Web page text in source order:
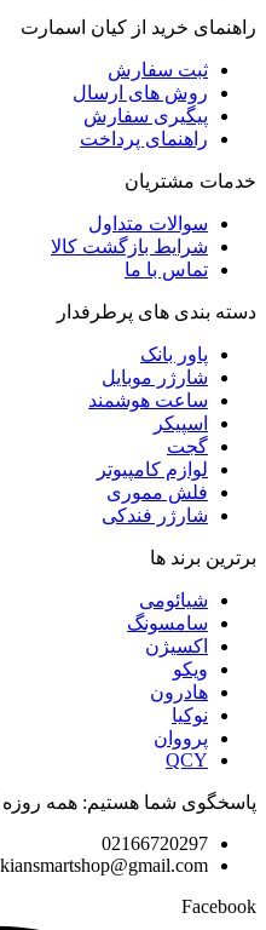
خرید از کیان اسمارت
ثبت سفارش
روش‌ های ارسال
پیگیری سفارش
راهنمای پرداخت
مشتریان
سوالات متداول
شرایط بازگشت کالا
تماس با ما
بندی های پرطرفدار
پاور بانک
شارژر موبایل
ساعت هوشمند
اسپیکر
گجت
لوازم کامپیوتر
فلش مموری
شارژر فندکی
برند ها
شیائومی
سامسونگ
اکسیژن
ویکو
هادرون
نوکیا
پرووان
QCY
شما هستیم: همه روزه از ساعت 9:30
02166720297
kiansmartshop@gmail.com